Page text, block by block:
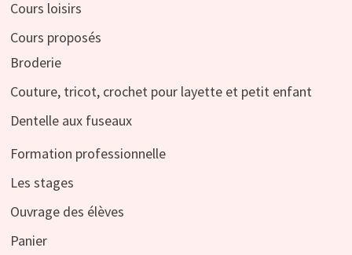
Cours loisirs
Cours proposés
Broderie
Couture, tricot, crochet pour layette et petit enfant
Dentelle aux fuseaux
Formation professionnelle
Les stages
Ouvrage des élèves
Panier